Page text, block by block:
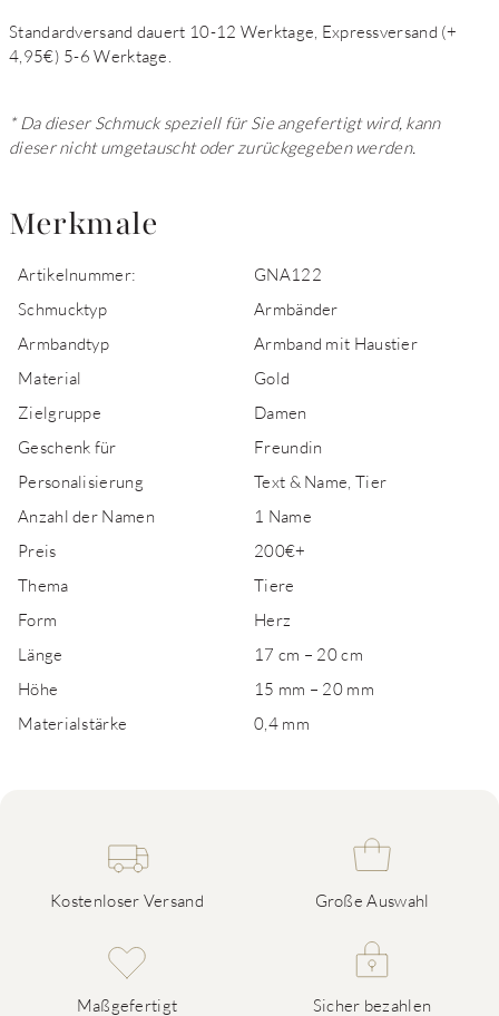
Standardversand dauert 10-12 Werktage, Expressversand (+
4,95€) 5-6 Werktage.
* Da dieser Schmuck speziell für Sie angefertigt wird, kann
dieser nicht umgetauscht oder zurückgegeben werden.
Merkmale
Artikelnummer:
GNA122
Schmucktyp
Armbänder
Armbandtyp
Armband mit Haustier
Material
Gold
Zielgruppe
Damen
Geschenk für
Freundin
Personalisierung
Text & Name, Tier
Anzahl der Namen
1 Name
Preis
200€+
Thema
Tiere
Form
Herz
Länge
17 cm – 20 cm
Höhe
15 mm – 20 mm
Materialstärke
0,4 mm
Kostenloser Versand Große Auswahl
Maßgefertigt Sicher bezahlen